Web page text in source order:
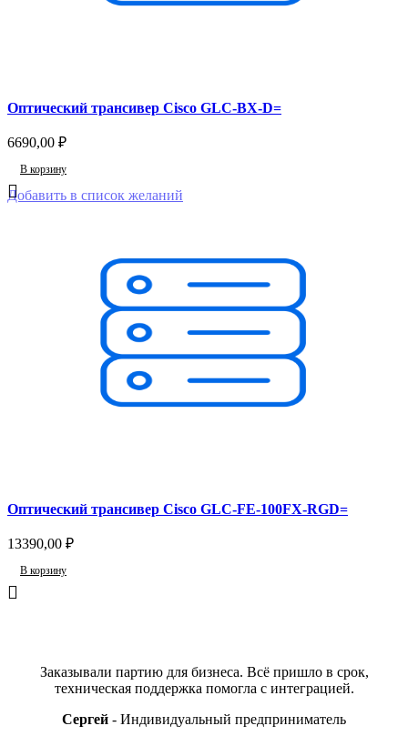
Оптический трансивер Cisco GLC-BX-D=
6690,00 ₽
В корзину
Добавить в список желаний
Оптический трансивер Cisco GLC-FE-100FX-RGD=
13390,00 ₽
В корзину
Заказывали партию для бизнеса. Всё пришло в срок,
техническая поддержка помогла с интеграцией.
Сергей
Индивидуальный предприниматель